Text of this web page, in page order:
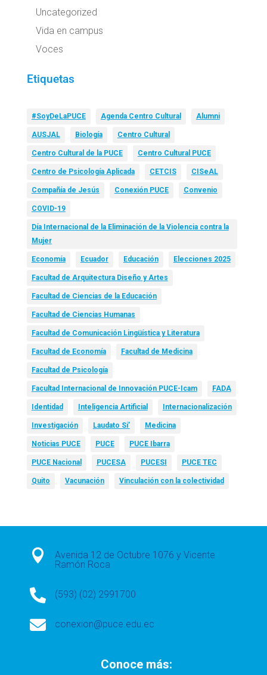
Uncategorized
Vida en campus
Voces
Etiquetas
#SoyDeLaPUCE Agenda Centro Cultural Alumni
AUSJAL Biología Centro Cultural
Centro Cultural de la PUCE Centro Cultural PUCE
Centro de Psicología Aplicada CETCIS CISeAL
Compañía de Jesús Conexión PUCE Convenio
COVID-19
Día Internacional de la Eliminación de la Violencia contra la
Mujer
Economía Ecuador Educación Elecciones 2025
Facultad de Arquitectura Diseño y Artes
Facultad de Ciencias de la Educación
Facultad de Ciencias Humanas
Facultad de Comunicación Lingüística y Literatura
Facultad de Economía Facultad de Medicina
Facultad de Psicología
Facultad Internacional de Innovación PUCE-Icam FADA
Identidad Inteligencia Artificial Internacionalización
Investigación Laudato Si’ Medicina
Noticias PUCE PUCE PUCE Ibarra
PUCE Nacional PUCESA PUCESI PUCE TEC
Quito Vacunación Vinculación con la colectividad

Avenida 12 de Octubre 1076 y Vicente
Ramón Roca
 (593) (02) 2991700
 conexion@puce.edu.ec
Conoce más: